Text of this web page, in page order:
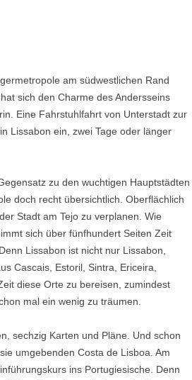
am südwestlichen Rand
sich den Charme des Andersseins
Eine Fahrstuhlfahrt von Unterstadt zur
Lissabon ein, zwei Tage oder länger
zu den wuchtigen Hauptstädten
doch recht übersichtlich. Oberflächlich
Stadt am Tejo zu verplanen. Wie
sich über fünfhundert Seiten Zeit
Lissabon ist nicht nur Lissabon,
Cascais, Estoril, Sintra, Ericeira,
diese Orte zu bereisen, zumindest
mal ein wenig zu träumen.
sechzig Karten und Pläne. Und schon
umgebenden Costa de Lisboa. Am
ins Portugiesische. Denn